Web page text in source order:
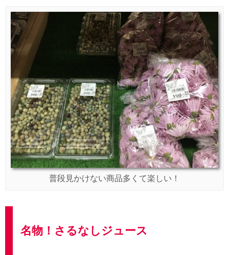
普段見かけない商品多くて楽しい！
名物！さるなしジュース